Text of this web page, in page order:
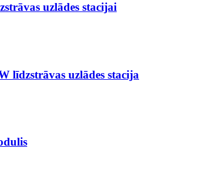
uzlādes stacijai
līdzstrāvas uzlādes stacija